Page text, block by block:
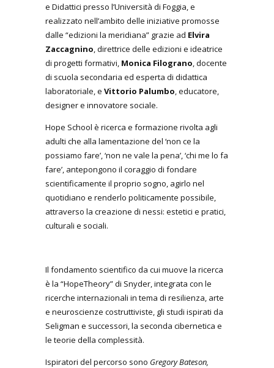
e Didattici presso l’Università di Foggia, e
realizzato nell’ambito delle iniziative promosse
dalle “edizioni la meridiana” grazie ad Elvira
Zaccagnino , direttrice delle edizioni e ideatrice
di progetti formativi, Monica Filograno , docente
di scuola secondaria ed esperta di didattica
laboratoriale, e Vittorio Palumbo , educatore,
designer e innovatore sociale.
Hope School è ricerca e formazione rivolta agli
adulti che alla lamentazione del ‘non ce la
possiamo fare’, ‘non ne vale la pena’, ‘chi me lo fa
fare’, antepongono il coraggio di fondare
scientificamente il proprio sogno, agirlo nel
quotidiano e renderlo politicamente possibile,
attraverso la creazione di nessi: estetici e pratici,
culturali e sociali.
Il fondamento scientifico da cui muove la ricerca
è la “HopeTheory” di Snyder, integrata con le
ricerche internazionali in tema di resilienza, arte
e neuroscienze costruttiviste, gli studi ispirati da
Seligman e successori, la seconda cibernetica e
le teorie della complessità.
Ispiratori del percorso sono Gregory Bateson,